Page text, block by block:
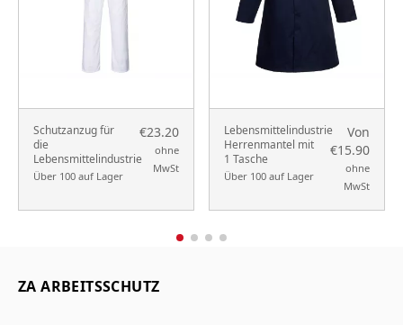
Schutzanzug für
die
Lebensmittelindustrie
Über 100 auf Lager
€23.20
ohne
MwSt
Lebensmittelindustrie
Herrenmantel mit
1 Tasche
Über 100 auf Lager
Von
€15.90
ohne
MwSt
ZA ARBEITSSCHUTZ